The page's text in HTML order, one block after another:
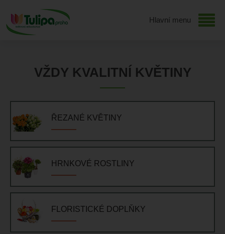
Hlavní menu
VŽDY KVALITNÍ KVĚTINY
ŘEZANÉ KVĚTINY
HRNKOVÉ ROSTLINY
FLORISTICKÉ DOPLŇKY